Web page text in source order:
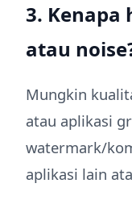
3. Kenapa
atau
Mungkin
atau aplikasi
watermark/
aplikasi lain